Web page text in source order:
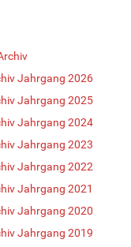
Jahrgang 2026
Jahrgang 2025
Jahrgang 2024
Jahrgang 2023
Jahrgang 2022
Jahrgang 2021
Jahrgang 2020
Jahrgang 2019